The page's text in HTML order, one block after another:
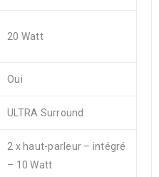
20 Watt
Oui
ULTRA Surround
2 x haut-parleur – intégré
– 10 Watt